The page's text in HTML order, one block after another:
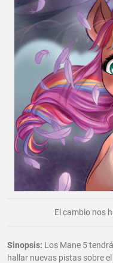
El cambio nos
Sinopsis: Los Mane 5
hallar nuevas pistas sobre